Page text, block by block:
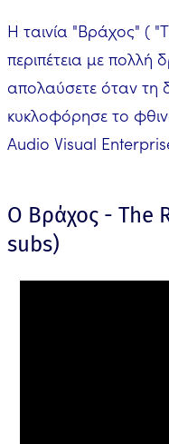
Η ταινία "Βράχος" (
περιπέτεια με
απολαύσετε όταν τη
κυκλοφόρησε το
Audio Visual
Ο Βράχος - The
subs)